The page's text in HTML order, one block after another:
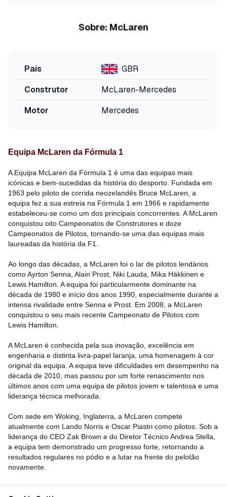
Sobre: McLaren
País
GBR
Construtor
McLaren-Mercedes
Motor
Mercedes
Equipa McLaren da Fórmula 1
A Equipa McLaren da Fórmula 1 é uma das equipas mais
icónicas e bem-sucedidas da história do desporto. Fundada em
1963 pelo piloto de corrida neozelandês Bruce McLaren, a
equipa fez a sua estreia na Fórmula 1 em 1966 e rapidamente
estabeleceu-se como um dos principais concorrentes. A McLaren
conquistou oito Campeonatos de Construtores e doze
Campeonatos de Pilotos, tornando-se uma das equipas mais
laureadas da história da F1.
Ao longo das décadas, a McLaren foi o lar de pilotos lendários
como Ayrton Senna, Alain Prost, Niki Lauda, Mika Häkkinen e
Lewis Hamilton. A equipa foi particularmente dominante na
década de 1980 e início dos anos 1990, especialmente durante a
intensa rivalidade entre Senna e Prost. Em 2008, a McLaren
conquistou o seu mais recente Campeonato de Pilotos com
Lewis Hamilton.
A McLaren é conhecida pela sua inovação, excelência em
engenharia e distinta livra-papel laranja, uma homenagem à cor
original da equipa. A equipa teve dificuldades em desempenho na
década de 2010, mas passou por um forte renascimento nos
últimos anos com uma equipa de pilotos jovem e talentosa e uma
liderança técnica melhorada.
Com sede em Woking, Inglaterra, a McLaren compete
atualmente com Lando Norris e Oscar Piastri como pilotos. Sob a
liderança do CEO Zak Brown e do Diretor Técnico Andrea Stella,
a equipa tem demonstrado um progresso forte, retornando a
resultados regulares no pódio e a lutar na frente do pelotão
novamente.
Com o seu rico património, uma base de fãs apaixonada e um